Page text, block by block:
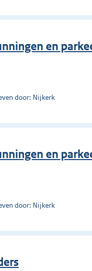
en
door: Nijkerk
en
door: Nijkerk